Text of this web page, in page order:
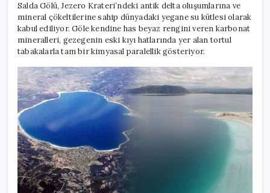
Salda Gölü, Jezero Krateri’ndeki antik delta oluşumlarına ve
mineral çökeltilerine sahip dünyadaki yegane su kütlesi olarak
kabul ediliyor. Göle kendine has beyaz rengini veren karbonat
mineralleri, gezegenin eski kıyı hatlarında yer alan tortul
tabakalarla tam bir kimyasal paralellik gösteriyor.